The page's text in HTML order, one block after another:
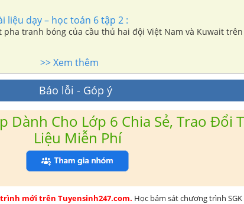
liệu dạy – học toán 6 tập 2 :
của cầu thủ hai đội Việt Nam và Kuwait trên sân
>> Xem thêm
Báo lỗi - Góp ý
Dành Cho Lớp 6 Chia Sẻ, Trao Đổi
Liệu Miễn Phí
mới trên Tuyensinh247.com. Học bám sát chương trình